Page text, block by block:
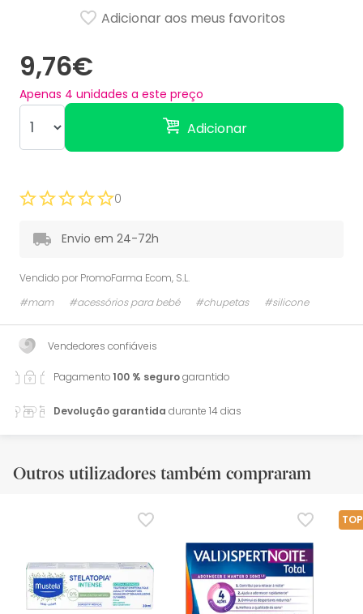
9,76€
Apenas 4 unidades a este preço
Adicionar
Adicionar aos meus favoritos
0
Envio em 24-72h
Vendido por PromoFarma Ecom, S.L.
#mam
#acessórios para bebé #chupetas #silicone
Vendedores confiáveis
Pagamento100 % segurogarantido
Devolução garantida durante 14 dias
Outros utilizadores também compraram